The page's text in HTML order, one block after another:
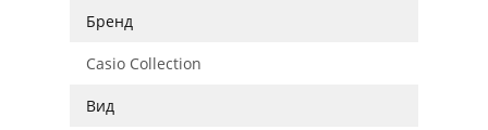
Бренд
Casio Collection
Вид